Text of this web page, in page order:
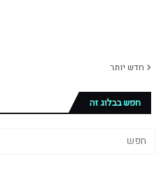
חדש יותר
חפש בבלוג זה